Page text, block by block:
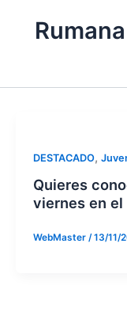
Rumana
DESTACADO,
Quieres
viernes en el
WebMaster /13/11/